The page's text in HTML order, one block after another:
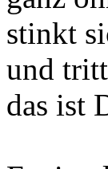
stinkt
und
das ist